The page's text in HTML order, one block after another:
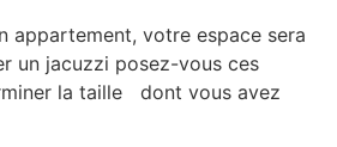
appartement, votre espace sera
un jacuzzi posez-vous ces
la taille dont vous avez